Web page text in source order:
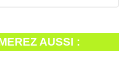
AUSSI :